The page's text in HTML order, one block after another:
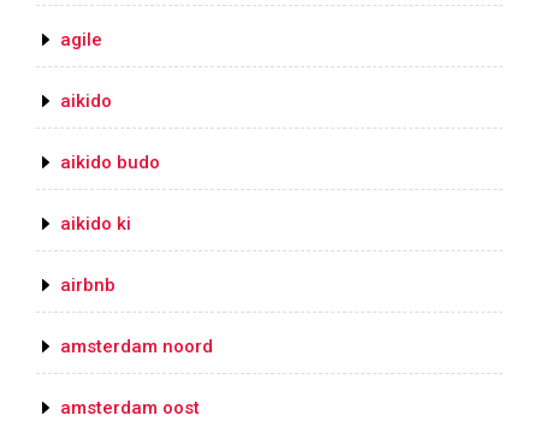
agile
aikido
aikido budo
aikido ki
airbnb
amsterdam noord
amsterdam oost